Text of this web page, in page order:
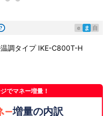
e ま 自
調タイプ IKE-C800T-H
でマネー増量！
増量の内訳